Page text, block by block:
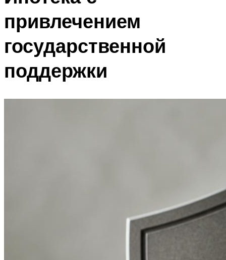
привлечением
государственной
поддержки